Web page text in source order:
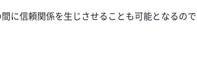
に信頼関係を生じさせることも可能となるので